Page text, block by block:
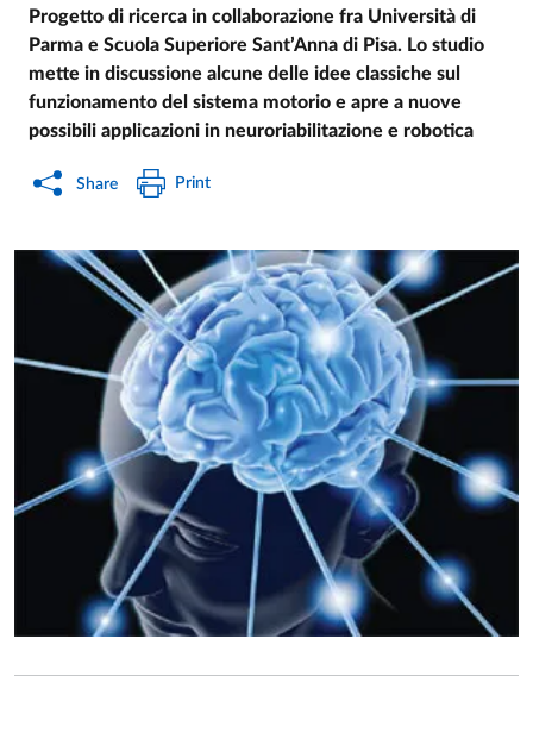
Progetto di ricerca in collaborazione fra Università di
Parma e Scuola Superiore Sant’Anna di Pisa. Lo studio
mette in discussione alcune delle idee classiche sul
funzionamento del sistema motorio e apre a nuove
possibili applicazioni in neuroriabilitazione e robotica
Share Print